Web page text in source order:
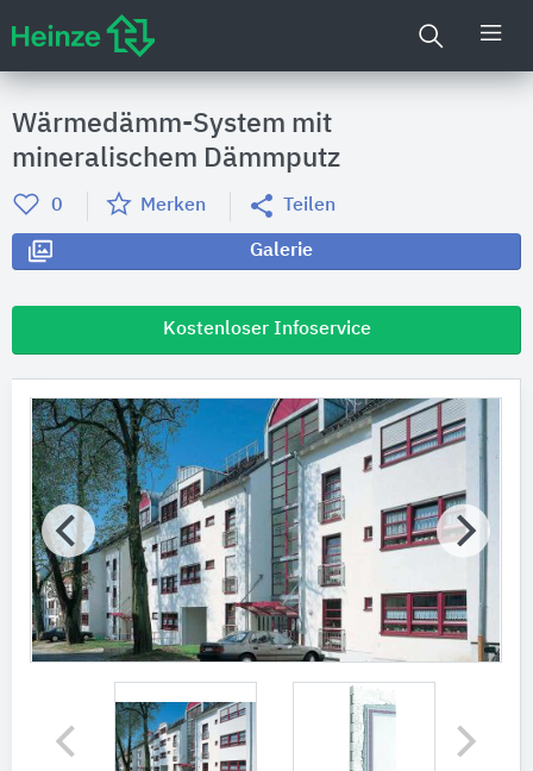
Wärmedämm-System mit
mineralischem Dämmputz
0 Merken Teilen
Galerie
Kostenloser Infoservice